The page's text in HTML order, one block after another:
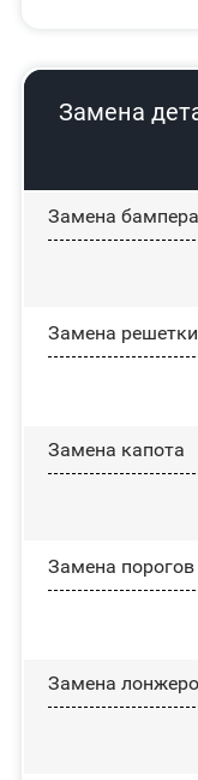
Замена
Замена бампера
Замена
Замена капота
Замена
Замена